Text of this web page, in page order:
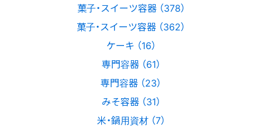
菓子・スイーツ容器 （378）
菓子・スイーツ容器 （362）
ケーキ （16）
専門容器 （61）
専門容器 （23）
みそ容器 （31）
米・鍋用資材 （7）